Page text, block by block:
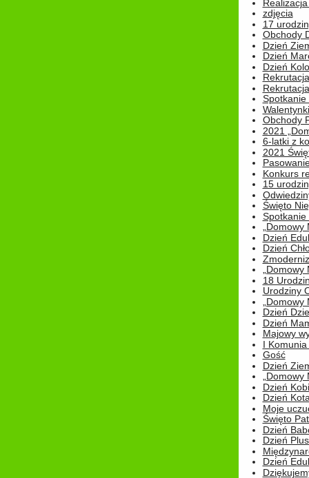
zdjęcia
17
Obchody
Dzień
Dzień
Dzień
Rekrutacja
Spotkanie
Obchody
2021
6-latki z
2021
Konkurs
15
Święto
Spotkanie
Dzień
Dzień
18
Urodziny
Dzień
Dzień
Majowy
I
Gość
Dzień
Dzień
Dzień
Moje
Święto
Dzień
Dzień
Dzień